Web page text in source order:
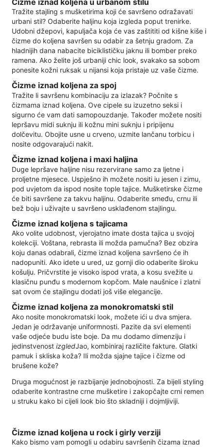
Tražite stajling s mušketirima koji će savršeno odražavati
urbani stil? Odaberite haljinu koja izgleda poput trenirke.
Udobni džepovi, kapuljača koja će vas zaštititi od kišne kiše i
čizme do koljena savršen su odabir za šetnju gradom. Za
hladnijih dana nabacite biciklističku jaknu ili bomber preko
ramena. Ako želite još urbaniji chic look, svakako sa sobom
ponesite kožni ruksak u nijansi koja pristaje uz vaše čizme.
Čizme iznad koljena za spoj
Tražite li savršenu kombinaciju za izlazak? Počnite s
čizmama iznad koljena. Ove cipele su izuzetno seksi i
sigurno će vam dati samopouzdanje. Također možete nositi
lepršavu midi suknju ili kožnu mini suknju i pripijenu
dolčevitu. Obojite usne u crveno, uzmite lančanu torbicu i
nosite odgovarajući nakit.
Čizme iznad koljena i maxi haljina
Duge lepršave haljine nisu rezervirane samo za ljetne i
proljetne mjesece. Uspješno ih možete nositi iu jesen i zimu,
pod uvjetom da ispod nosite tople tajice. Mušketirske čizme
će biti savršene za takvu haljinu. Odaberite smeđu, crnu ili
bež boju i uživajte u savršeno usklađenom stajlingu.
Čizme iznad koljena s tajicama
Ako volite udobnost, vjerojatno imate dosta tajica u svojoj
kolekciji. Voštana, rebrasta ili možda pamučna? Bez obzira
koju danas odabrali, čizme iznad koljena savršeno će ih
nadopuniti. Ako idete u ured, uz gornji dio odaberite široku
košulju. Pričvrstite je visoko ispod vrata, a kosu svežite u
klasičnu punđu s modernom kopčom. Male naušnice i zlatni
sat ovom će stajlingu dodati još više elegancije.
Čizme iznad koljena za monokromatski stil
Ako nosite monokromatski look, možete ići u dva smjera.
Jedan je održavanje uniformnosti. Pazite da svi elementi
vaše odjeće budu iste boje. Da mu dodamo dimenziju i
jedinstvenost izgledJao, kombiniraj različite fakture. Glatki
pamuk i skliska koža? Ili možda sjajne tajice i čizme od
brušene kože?
Druga mogućnost je razbijanje jednobojnosti. Za bijeli styling
odaberite kontrastne crne mušketire i zakopčajte crni remen
u struku kako bi cijeli look bio što skladniji i dojmljiviji.
Čizme iznad koljena u rock i girly verziji
Kako bismo vam pomogli u odabiru savršenih čizama iznad